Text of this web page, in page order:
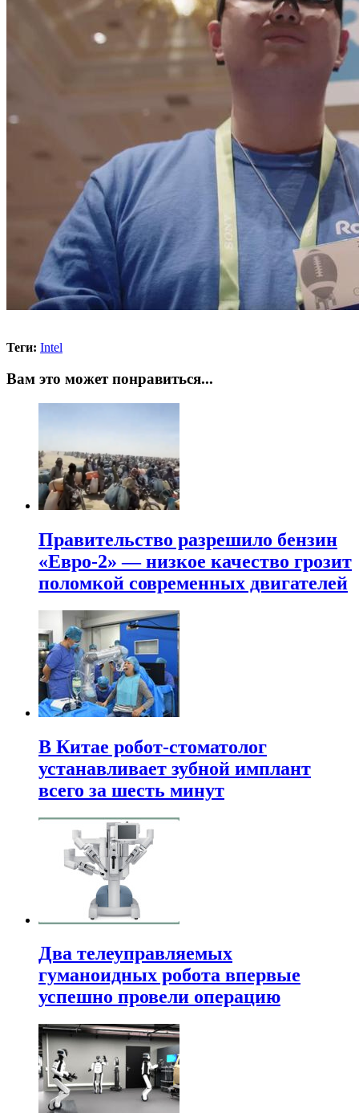
Теги: Intel
Вам это может понравиться...
Правительство разрешило бензин
«Евро-2» — низкое качество грозит
поломкой современных двигателей
В Китае робот-стоматолог
устанавливает зубной имплант
всего за шесть минут
Два телеуправляемых
гуманоидных робота впервые
успешно провели операцию